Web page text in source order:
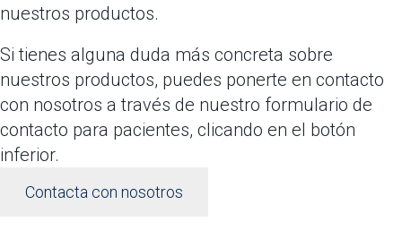
nuestros productos.
Si tienes alguna duda más concreta sobre
nuestros productos, puedes ponerte en contacto
con nosotros a través de nuestro formulario de
contacto para pacientes, clicando en el botón
inferior.
Contacta con nosotros